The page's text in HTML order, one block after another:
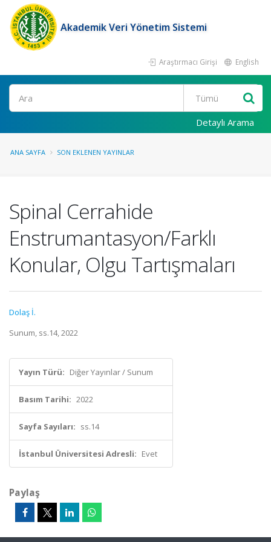
Akademik Veri Yönetim Sistemi
Araştırmacı Girişi English
Ara
Detaylı Arama
ANA SAYFA SON EKLENEN YAYINLAR
Spinal Cerrahide
Enstrumantasyon/Farklı
Konular, Olgu Tartışmaları
Dolaş İ.
Sunum, ss.14, 2022
Yayın Türü: Diğer Yayınlar / Sunum
Basım Tarihi: 2022
Sayfa Sayıları: ss.14
İstanbul Üniversitesi Adresli: Evet
Paylaş